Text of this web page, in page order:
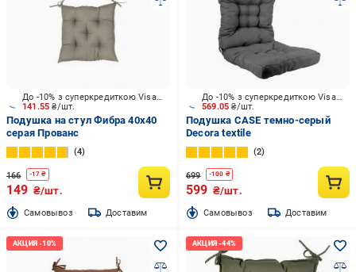
141.55₴/шт.
До -10% з суперкредиткою Visa Вигода
Подушка на стул Фибра 40х40
серая Прованс
4
166 -17 ₴
149 ₴/шт.
Cамовывоз Доставим
569.05₴/шт.
До -10% з суперкредиткою Visa Вигода
Подушка CASE темно-серый
Decora textile
2
699 -100 ₴
599 ₴/шт.
Cамовывоз Доставим